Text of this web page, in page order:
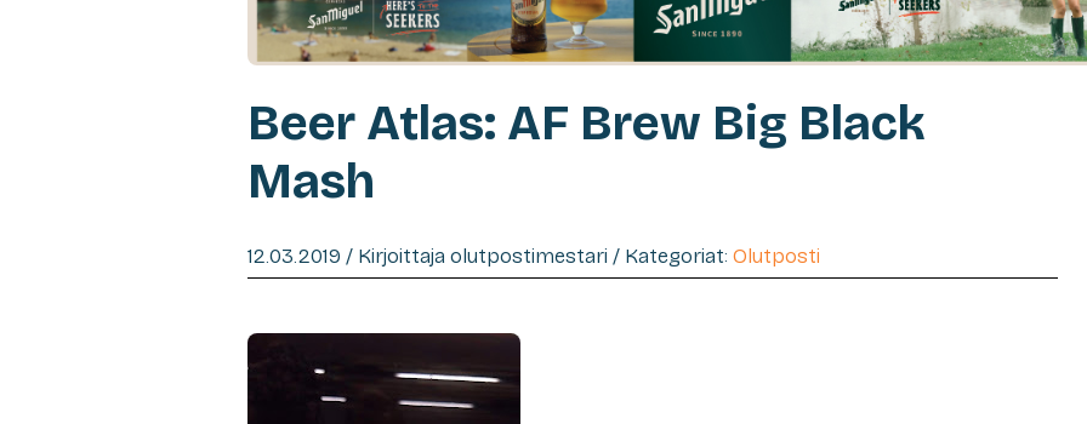
Beer Atlas: AF Brew Big Black
Mash
12.03.2019 / Kirjoittaja olutpostimestari / Kategoriat: Olutposti